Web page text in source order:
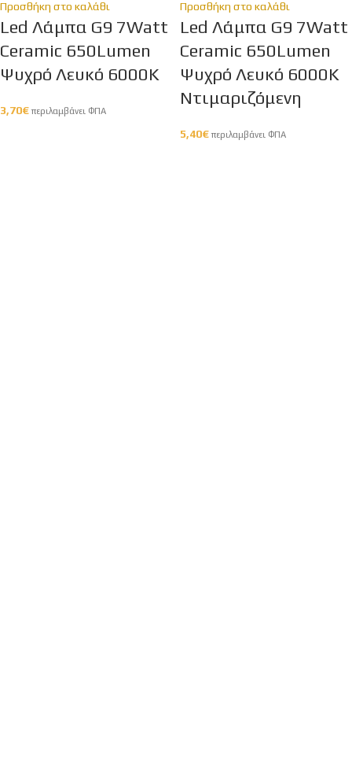
Προσθήκη στο καλάθι
Led Λάμπα G9 7Watt
Ceramic 650Lumen
Ψυχρό Λευκό 6000Κ
3,70€ περιλαμβάνει ΦΠΑ
Προσθήκη στο καλάθι
Led Λάμπα G9 7Watt
Ceramic 650Lumen
Ψυχρό Λευκό 6000Κ
Ντιμαριζόμενη
5,40€ περιλαμβάνει ΦΠΑ